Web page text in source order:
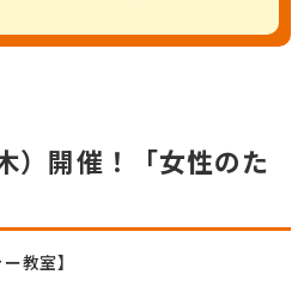
）開催！「女性のた
教室】